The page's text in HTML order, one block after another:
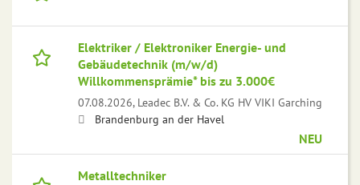
Elektriker / Elektroniker Energie- und
Gebäudetechnik (m/w/d)
Willkommensprämie* bis zu 3.000€
07.08.2026, Leadec B.V. & Co. KG HV VIKI Garching
Brandenburg an der Havel
NEU
Metalltechniker